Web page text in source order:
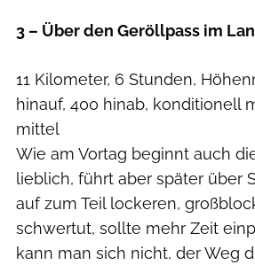
3 – Über den Geröllpass im
11 Kilometer, 6 Stunden,
hinauf, 400 hinab, konditionell
mittel
Wie am Vortag beginnt auch
lieblich, führt aber später über
auf zum Teil lockeren,
schwertut, sollte mehr Zeit
kann man sich nicht, der Weg